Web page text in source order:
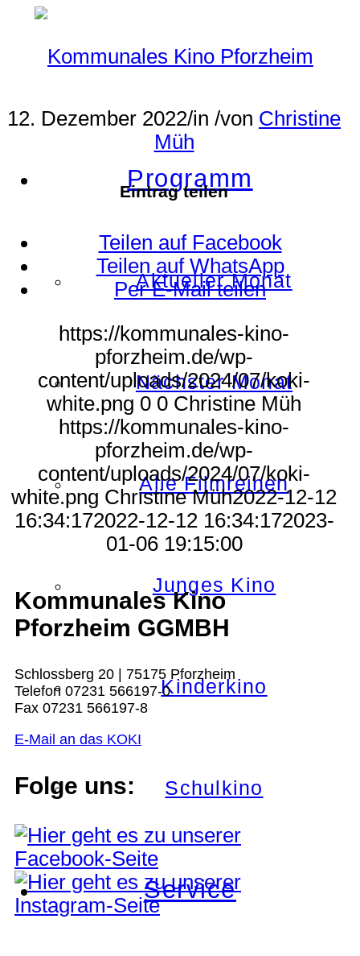
Programm
Aktueller Monat
Nächster Monat
Alle Filmreihen
Junges Kino
Kinderkino
Schulkino
Service
12. Dezember 2022/in /von Christine
Müh
Eintrag teilen
Teilen auf Facebook
Teilen auf WhatsApp
Per E-Mail teilen
https://kommunales-kino-
pforzheim.de/wp-
content/uploads/2024/07/koki-
white.png 0 0 Christine Müh
https://kommunales-kino-
pforzheim.de/wp-
content/uploads/2024/07/koki-
white.png Christine Müh2022-12-12
16:34:172022-12-12 16:34:172023-
01-06 19:15:00
Kommunales Kino
Pforzheim GGMBH
Schlossberg 20 | 75175 Pforzheim
Telefon 07231 566197-0
Fax 07231 566197-8
E-Mail an das KOKI
Folge uns: